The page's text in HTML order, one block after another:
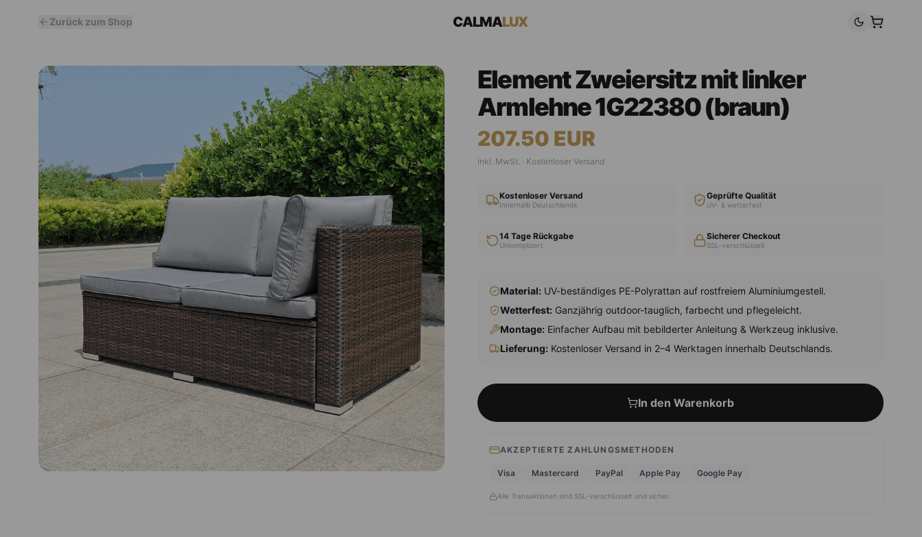
Zurück zum Shop CALMALUX
Element Zweiersitz mit linker
Armlehne 1G22380 (braun)
207.50 EUR
inkl. MwSt. · Kostenloser Versand
Kostenloser Versand
Innerhalb Deutschlands
Geprüfte Qualität
UV- & wetterfest
14 Tage Rückgabe
Unkompliziert
Sicherer Checkout
SSL-verschlüsselt
Material: UV-beständiges PE-Polyrattan auf rostfreiem Aluminiumgestell.
Wetterfest: Ganzjährig outdoor-tauglich, farbecht und pflegeleicht.
Montage: Einfacher Aufbau mit bebilderter Anleitung & Werkzeug inklusive.
Lieferung: Kostenloser Versand in 2–4 Werktagen innerhalb Deutschlands.
In den Warenkorb
AKZEPTIERTE ZAHLUNGSMETHODEN
Visa Mastercard PayPal Apple Pay Google Pay
Alle Transaktionen sind SSL-verschlüsselt und sicher.